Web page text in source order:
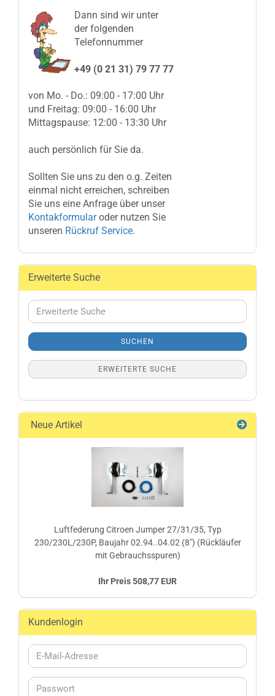
Dann sind wir unter
der folgenden
Telefonnummer
+49 (0 21 31) 79 77 77
von Mo. - Do.: 09:00 - 17:00 Uhr
und Freitag: 09:00 - 16:00 Uhr
Mittagspause: 12:00 - 13:30 Uhr
auch persönlich für Sie da.
Sollten Sie uns zu den o.g. Zeiten
einmal nicht erreichen, schreiben
Sie uns eine Anfrage über unser
Kontakformularoder nutzen Sie
unseren Rückruf Service.
Erweiterte Suche
Erweiterte
Suche
SUCHEN
ERWEITERTE SUCHE
Neue Artikel
Luftfederung Citroen Jumper 27/31/35, Typ
230/230L/230P, Baujahr 02.94..04.02 (8") (Rückläufer
mit Gebrauchsspuren)
Ihr Preis 508,77 EUR
Kundenlogin
E-
Mail-
Passwort